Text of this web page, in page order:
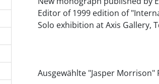
Editor of 1999 edition of
Solo exhibition at Axis Gallery,
Ausgewählte "Jasper Morrison"